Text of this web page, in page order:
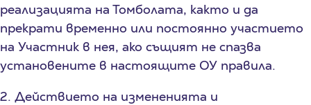
реализацията на Томболата, както и да
прекрати временно или постоянно участието
на Участник в нея, ако същият не спазва
установените в настоящите ОУ правила.
2. Действието на измененията и